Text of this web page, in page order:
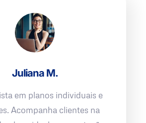
Juliana M.
em planos individuais e
Acompanha clientes na